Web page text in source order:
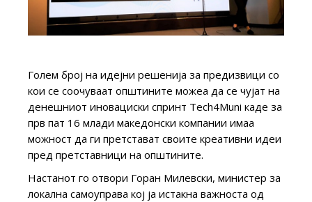
Голем број на идејни решенија за предизвици со
кои се соочуваат општините можеа да се чујат на
денешниот иновациски спринт Тech4Muni каде за
прв пат 16 млади македонски компании имаа
можност да ги претстават своите креативни идеи
пред претставници на општините.
Настанот го отвори Горан Милевски, министер за
локална самоуправа кој ја истакна важноста од